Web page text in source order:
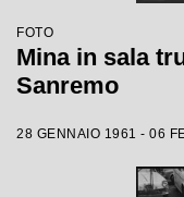
FOTO
Mina in sala
Sanremo
28 GENNAIO 1961 - 06